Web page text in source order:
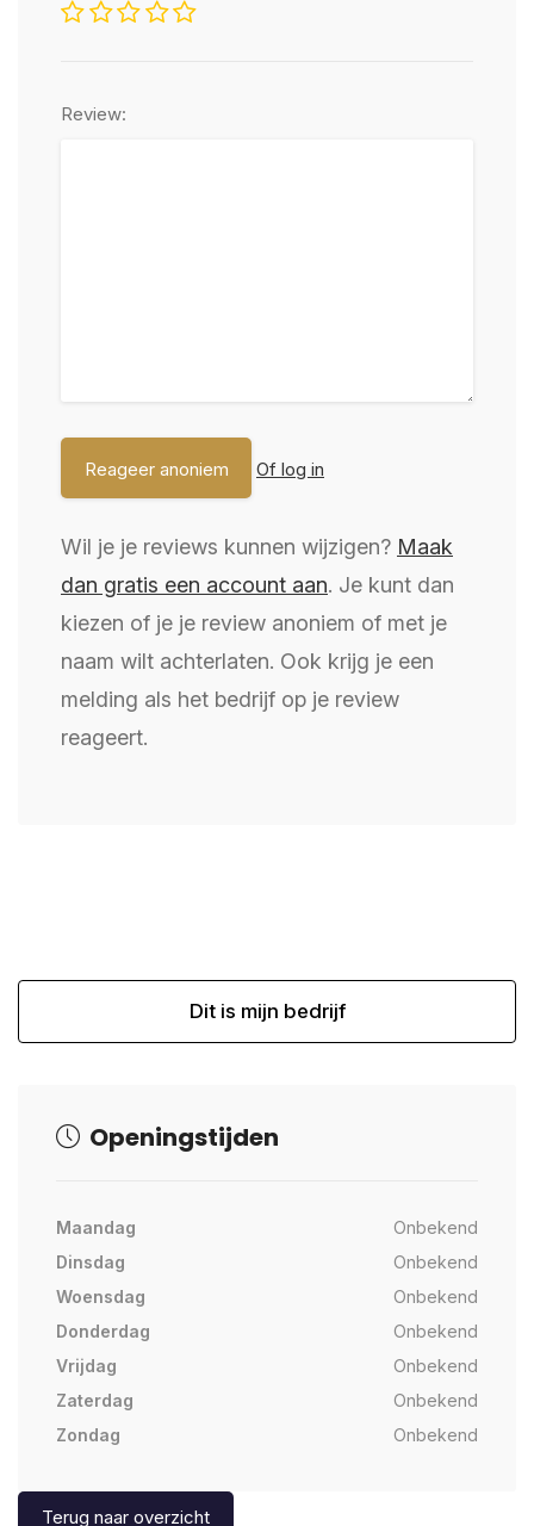
Review:
Of log in
Wil je je reviews kunnen wijzigen? Maak
dan gratis een account aan. Je kunt dan
kiezen of je je review anoniem of met je
naam wilt achterlaten. Ook krijg je een
melding als het bedrijf op je review
reageert.
Dit is mijn bedrijf
Openingstijden
Maandag
Onbekend
Dinsdag
Onbekend
Woensdag
Onbekend
Donderdag
Onbekend
Vrijdag
Onbekend
Zaterdag
Onbekend
Zondag
Onbekend
Terug naar overzicht